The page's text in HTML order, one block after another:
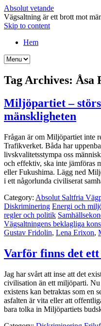
Absolut vetande
Vägsaltning är ett brott mot
Skip to content
Hem
Tag Archives: Åsa
Miljöpartiet –
mänskligheten
Frågan är om Miljöpartiet inte
Trafikverket. Båda har
livskvalitetsstympa oss
och effektiv, ska inte jämföras
eller Fukushima. Lägg ned
i ett någorlunda civiliserat
Category: Absolut Saltfria
Diskriminering Energi och
regler och politik
Vägsaltningens beklagliga
Gustav Fridolin, Lena Erixon,
Varför finns det
Jag har svårt att inse att det
civilisation än ett miljöparti. Nu
existens kan betraktas som en
asfalten är vita eller att
bara tolka in Miljöpartiets